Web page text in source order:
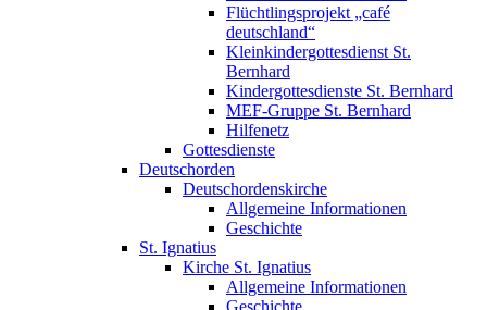
Flüchtlingsprojekt „café
deutschland“
Kleinkindergottesdienst St.
Bernhard
Kindergottesdienste St. Bernhard
MEF-Gruppe St. Bernhard
Hilfenetz
Gottesdienste
Deutschorden
Deutschordenskirche
Allgemeine Informationen
Geschichte
St. Ignatius
Kirche St. Ignatius
Allgemeine Informationen
Geschichte